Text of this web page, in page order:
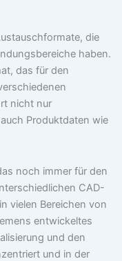
die
haben.
das für den
nicht nur
Produktdaten wie
noch immer für den
CAD-
vielen Bereichen von
entwickeltes
und den
und in der